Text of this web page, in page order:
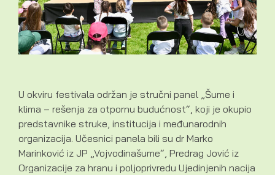
U okviru festivala održan je stručni panel „Šume i
klima – rešenja za otpornu budućnost“, koji je okupio
predstavnike struke, institucija i međunarodnih
organizacija. Učesnici panela bili su dr Marko
Marinković iz JP „Vojvodinašume“, Predrag Jović iz
Organizacije za hranu i poljoprivredu Ujedinjenih nacija